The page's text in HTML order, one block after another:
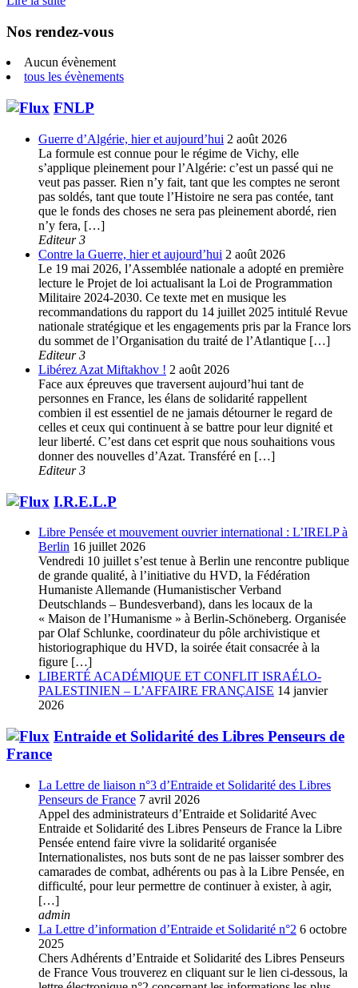
Nos rendez-vous
Aucun évènement
tous les évènements
FNLP
Guerre d’Algérie, hier et aujourd’hui 2 août 2026
La formule est connue pour le régime de Vichy, elle
s’applique pleinement pour l’Algérie: c’est un passé qui ne
veut pas passer. Rien n’y fait, tant que les comptes ne seront
pas soldés, tant que toute l’Histoire ne sera pas contée, tant
que le fonds des choses ne sera pas pleinement abordé, rien
n’y fera, […]
Editeur 3
Contre la Guerre, hier et aujourd’hui 2 août 2026
Le 19 mai 2026, l’Assemblée nationale a adopté en première
lecture le Projet de loi actualisant la Loi de Programmation
Militaire 2024-2030. Ce texte met en musique les
recommandations du rapport du 14 juillet 2025 intitulé Revue
nationale stratégique et les engagements pris par la France lors
du sommet de l’Organisation du traité de l’Atlantique […]
Editeur 3
Libérez Azat Miftakhov ! 2 août 2026
Face aux épreuves que traversent aujourd’hui tant de
personnes en France, les élans de solidarité rappellent
combien il est essentiel de ne jamais détourner le regard de
celles et ceux qui continuent à se battre pour leur dignité et
leur liberté. C’est dans cet esprit que nous souhaitions vous
donner des nouvelles d’Azat. Transféré en […]
Editeur 3
I.R.E.L.P
Libre Pensée et mouvement ouvrier international : L’IRELP à
Berlin 16 juillet 2026
Vendredi 10 juillet s’est tenue à Berlin une rencontre publique
de grande qualité, à l’initiative du HVD, la Fédération
Humaniste Allemande (Humanistischer Verband
Deutschlands – Bundesverband), dans les locaux de la
« Maison de l’Humanisme » à Berlin-Schöneberg. Organisée
par Olaf Schlunke, coordinateur du pôle archivistique et
historiographique du HVD, la soirée était consacrée à la
figure […]
LIBERTÉ ACADÉMIQUE ET CONFLIT ISRAÉLO-
PALESTINIEN – L’AFFAIRE FRANÇAISE 14 janvier
2026
Entraide et Solidarité des Libres Penseurs de
France
La Lettre de liaison n°3 d’Entraide et Solidarité des Libres
Penseurs de France 7 avril 2026
Appel des administrateurs d’Entraide et Solidarité Avec
Entraide et Solidarité des Libres Penseurs de France la Libre
Pensée entend faire vivre la solidarité organisée
Internationalistes, nos buts sont de ne pas laisser sombrer des
camarades de combat, adhérents ou pas à la Libre Pensée, en
difficulté, pour leur permettre de continuer à exister, à agir,
[…]
admin
La Lettre d’information d’Entraide et Solidarité n°2 6 octobre
2025
Chers Adhérents d’Entraide et Solidarité des Libres Penseurs
de France Vous trouverez en cliquant sur le lien ci-dessous, la